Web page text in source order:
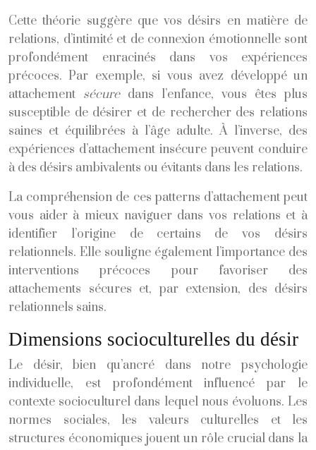
Cette théorie suggère que vos désirs en matière de
relations, d’intimité et de connexion émotionnelle sont
profondément enracinés dans vos expériences
précoces. Par exemple, si vous avez développé un
attachement sécure dans l’enfance, vous êtes plus
susceptible de désirer et de rechercher des relations
saines et équilibrées à l’âge adulte. À l’inverse, des
expériences d’attachement insécure peuvent conduire
à des désirs ambivalents ou évitants dans les relations.
La compréhension de ces patterns d’attachement peut
vous aider à mieux naviguer dans vos relations et à
identifier l’origine de certains de vos désirs
relationnels. Elle souligne également l’importance des
interventions précoces pour favoriser des
attachements sécures et, par extension, des désirs
relationnels sains.
Dimensions socioculturelles du désir
Le désir, bien qu’ancré dans notre psychologie
individuelle, est profondément influencé par le
contexte socioculturel dans lequel nous évoluons. Les
normes sociales, les valeurs culturelles et les
structures économiques jouent un rôle crucial dans la